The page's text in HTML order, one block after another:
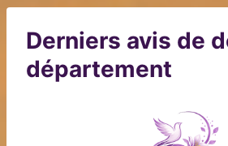
Derniers avis de
département